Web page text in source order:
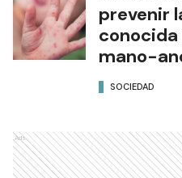
prevenir
mano-
SOCIEDAD
Ads